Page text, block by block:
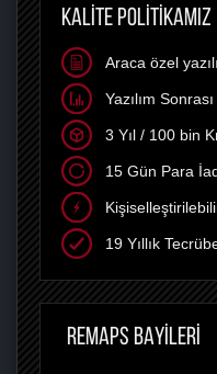
KALİTE POLİTİKAMIZ
Araca özel
Yazılım
3 Yıl / 100 bin
15 Gün Para
19 Yıllık
REMAPS BAYİLERİ